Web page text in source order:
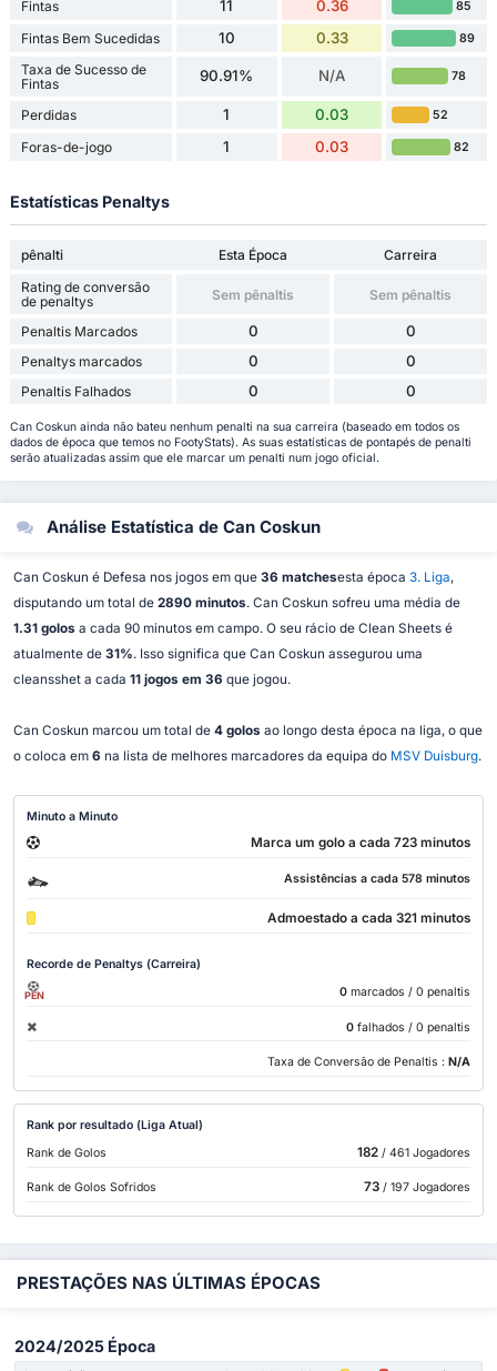
Fintas 11 0.36 85
Fintas Bem Sucedidas 10 0.33 89
Taxa de Sucesso de
Fintas
90.91% N/A 78
Perdidas 1 0.03 52
Foras-de-jogo 1 0.03 82
Estatísticas Penaltys
pênalti Esta Época
Carreira
Rating de conversão
de penaltys
Sem pênaltis Sem pênaltis
Penaltis Marcados 0 0
Penaltys marcados 0 0
Penaltis Falhados 0 0
Can Coskun ainda não bateu nenhum penalti na sua carreira (baseado em todos os
dados de época que temos no FootyStats). As suas estatísticas de pontapés de penalti
serão atualizadas assim que ele marcar um penalti num jogo oficial.
Análise Estatística de Can Coskun
Can Coskun é Defesa nos jogos em que 36 matchesesta época 3. Liga,
disputando um total de 2890 minutos. Can Coskun sofreu uma média de
1.31 golos a cada 90 minutos em campo. O seu rácio de Clean Sheets é
atualmente de 31%. Isso significa que Can Coskun assegurou uma
cleansshet a cada 11 jogos em 36 que jogou.
Can Coskun marcou um total de 4 golos ao longo desta época na liga, o que
o coloca em 6 na lista de melhores marcadores da equipa do MSV Duisburg.
Minuto a Minuto
Marca um golo a cada 723 minutos
Assistências a cada 578 minutos
Admoestado a cada 321 minutos
Recorde de Penaltys (Carreira)
PEN 0 marcados / 0 penaltis
0 falhados / 0 penaltis
Taxa de Conversão de Penaltis : N/A
Rank por resultado (Liga Atual)
Rank de Golos
182/ 461 Jogadores
Rank de Golos Sofridos 73/ 197 Jogadores
PRESTAÇÕES NAS ÚLTIMAS ÉPOCAS
2024/2025 Época